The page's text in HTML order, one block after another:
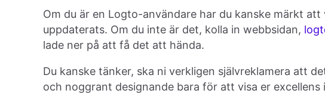
Om du är en Logto-användare har du kanske märkt
uppdaterats. Om du inte är det, kolla in webbsidan,
lade ner på att få det att hända.
Du kanske tänker, ska ni verkligen självreklamera att
och noggrant designande bara för att visa er excellens